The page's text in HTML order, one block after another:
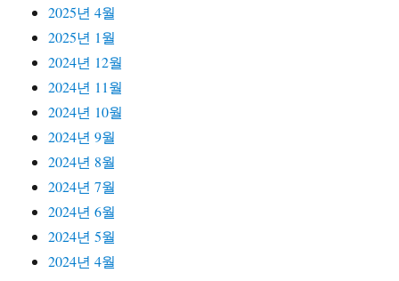
2025년 4월
2025년 1월
2024년 12월
2024년 11월
2024년 10월
2024년 9월
2024년 8월
2024년 7월
2024년 6월
2024년 5월
2024년 4월